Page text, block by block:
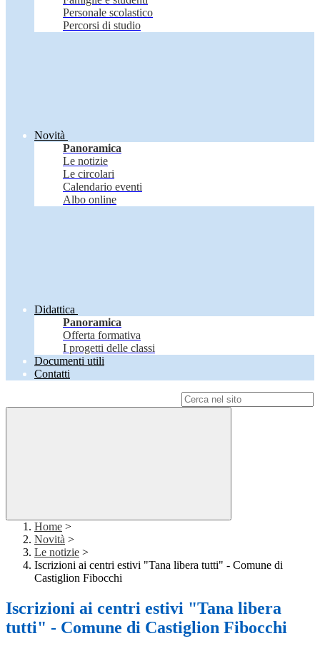
Personale scolastico
Percorsi di studio
Novità
Panoramica
Le notizie
Le circolari
Calendario eventi
Albo online
Didattica
Panoramica
Offerta formativa
I progetti delle classi
Documenti utili
Contatti
Home >
Novità >
Le notizie >
Iscrizioni ai centri estivi "Tana libera tutti" - Comune di
Castiglion Fibocchi
Iscrizioni ai centri estivi "Tana libera
tutti" - Comune di Castiglion Fibocchi